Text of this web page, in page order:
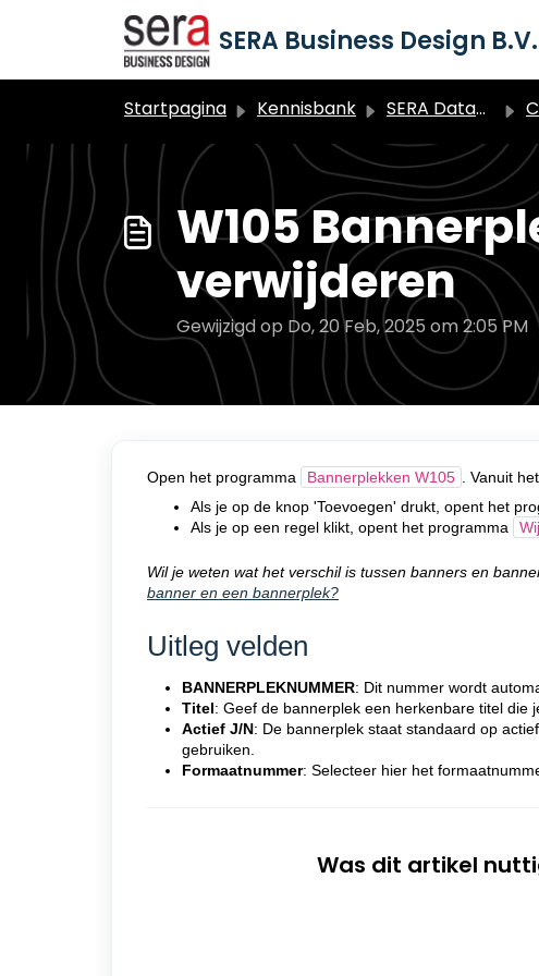
Doorgaan naar hoofdinhoud
SERA Business Design B.V.
Startpagina Kennisbank SERA Dataduiker Contentbeheer & MIJN-Omgeving
W105
verwijderen
Gewijzigd op Do, 20 Feb, 2025 om 2:05 PM
Open het programma Bannerplekken W105
. Vanuit
Als je op de knop 'Toevoegen' drukt, opent het
Als je op een regel klikt, opent het programma
Wil je weten wat het verschil is tussen banners en
banner en een bannerplek?
Uitleg velden
BANNERPLEKNUMMER: Dit nummer wordt
Titel: Geef de bannerplek een herkenbare titel die
Actief J/N: De bannerplek staat standaard op
gebruiken.
Formaatnummer: Selecteer hier het
Was dit artikel